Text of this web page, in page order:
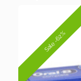
Sale -62%